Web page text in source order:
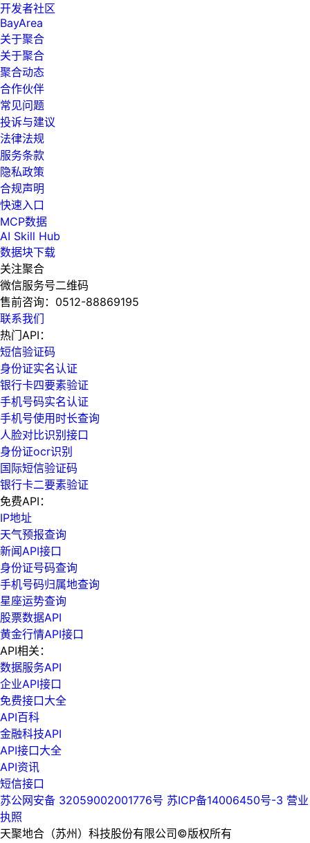
开发者社区
BayArea
关于聚合
关于聚合
聚合动态
合作伙伴
常见问题
投诉与建议
法律法规
服务条款
隐私政策
合规声明
快速入口
MCP数据
AI Skill Hub
数据块下载
关注聚合
微信服务号二维码
售前咨询： 0512-88869195
联系我们
热门API：
短信验证码
身份证实名认证
银行卡四要素验证
手机号码实名认证
手机号使用时长查询
人脸对比识别接口
身份证ocr识别
国际短信验证码
银行卡二要素验证
免费API：
IP地址
天气预报查询
新闻API接口
身份证号码查询
手机号码归属地查询
星座运势查询
股票数据API
黄金行情API接口
API相关：
数据服务API
企业API接口
免费接口大全
API百科
金融科技API
API接口大全
API资讯
短信接口
苏公网安备 32059002001776号 苏ICP备14006450号-3 营业
执照
天聚地合（苏州）科技股份有限公司©版权所有